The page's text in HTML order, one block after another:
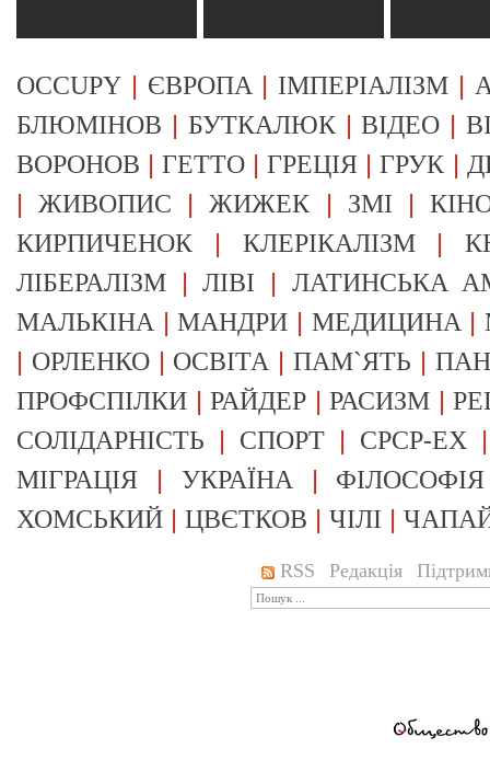
OCCUPY | ЄВРОПА | ІМПЕРІАЛІЗМ |
БЛЮМІНОВ | БУТКАЛЮК|ВІДЕО |
ВОРОНОВ |ГЕТТО |ГРЕЦІЯ |ГРУК |
|ЖИВОПИС |ЖИЖЕК | ЗМІ |
КИРПИЧЕНОК | КЛЕРІКАЛІЗМ|
ЛІБЕРАЛІЗМ |ЛІВІ | ЛАТИНСЬКА
МАЛЬКІНА |МАНДРИ | МЕДИЦИНА |
| ОРЛЕНКО| ОСВІТА |ПАМ`ЯТЬ |
ПРОФСПІЛКИ |РАЙДЕР |РАСИЗМ |
СОЛІДАРНІСТЬ | СПОРТ | СРСР-EX
МІГРАЦІЯ | УКРАЇНА | ФІЛОСОФІЯ
ХОМСЬКИЙ | ЦВЄТКОВ | ЧІЛІ |
RSS Редакція